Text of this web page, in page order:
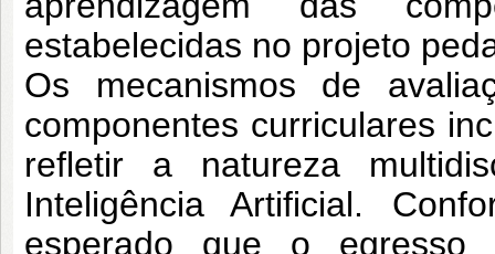
estabelecidas no projeto
Os mecanismos de
componentes curriculares
refletir a natureza
Inteligência Artificial.
esperado que o